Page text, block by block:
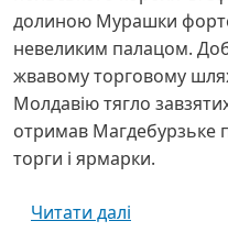
долиною Мурашки
невеликим палацом.
жвавому торговому
Молдавію тягло
отримав Магдебурзьке
торги і ярмарки.
Читати далі